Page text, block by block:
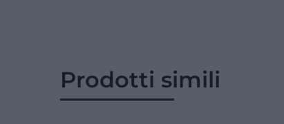
Prodotti simili